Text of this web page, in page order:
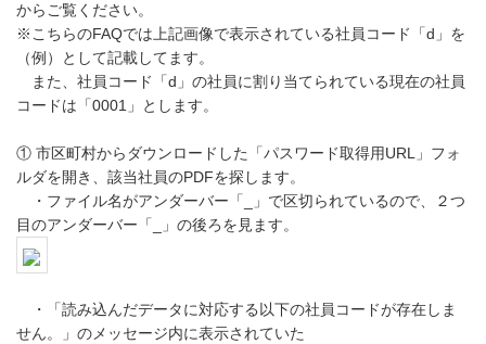
からご覧ください。
※こちらのFAQでは上記画像で表示されている社員コード「d」を
（例）として記載してます。
また、社員コード「d」の社員に割り当てられている現在の社員
コードは「0001」とします。
① 市区町村からダウンロードした「パスワード取得用URL」フォ
ルダを開き、該当社員のPDFを探します。
・ファイル名がアンダーバー「_」で区切られているので、２つ
目のアンダーバー「_」の後ろを見ます。
・「読み込んだデータに対応する以下の社員コードが存在しま
せん。」のメッセージ内に表示されていた